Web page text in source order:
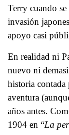
Terry cuando
invasión
apoyo casi
En realidad ni
nuevo ni
historia
aventura
años antes.
1904 en “La